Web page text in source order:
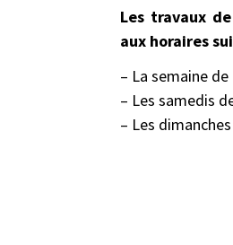
Les travaux
aux horaires
– La semaine
– Les samedis
– Les